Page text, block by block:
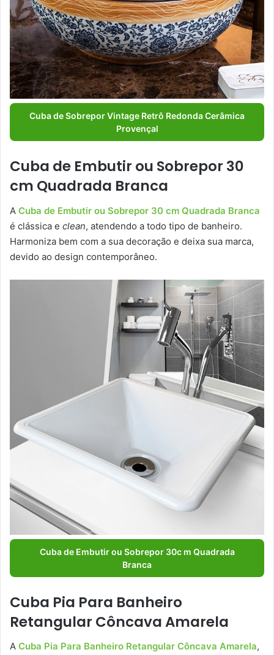
Cuba de Sobrepor Vintage Retrô Redonda Cerâmica
Provençal
Cuba de Embutir ou Sobrepor 30
cm Quadrada Branca
A Cuba de Embutir ou Sobrepor 30 cm Quadrada Branca
é clássica e clean, atendendo a todo tipo de banheiro.
Harmoniza bem com a sua decoração e deixa sua marca,
devido ao design contemporâneo.
Cuba de Embutir ou Sobrepor 30c m Quadrada
Branca
Cuba Pia Para Banheiro
Retangular Côncava Amarela
A Cuba Pia Para Banheiro Retangular Côncava Amarela,